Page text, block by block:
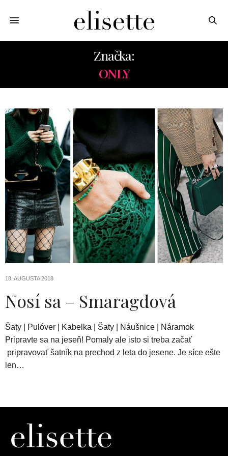
Značka:
ONLY
18. AUGUSTA 2018
Nosí sa – Smaragdová
Šaty | Pulóver | Kabelka | Šaty | Náušnice | Náramok
Pripravte sa na jeseň! Pomaly ale isto si treba začať
pripravovať šatník na prechod z leta do jesene. Je síce ešte
len…